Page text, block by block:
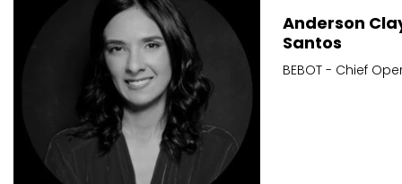
Anderson
Santos
BEBOT - Chief